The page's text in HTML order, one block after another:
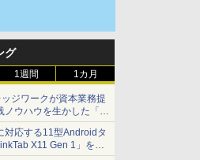
グ
1週間 1カ月
ジワークが資本業務提
ノウハウを生かした「AI
展開へ
対応する11型Androidタ
X11 Gen 1」を発